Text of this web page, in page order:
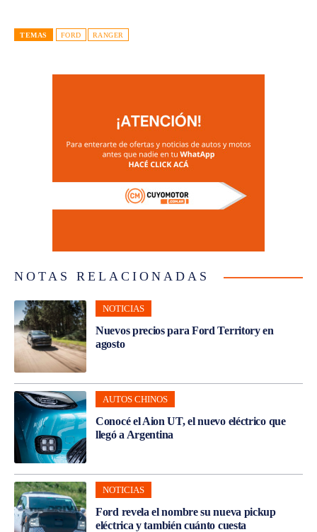
TEMAS FORD RANGER
NOTAS RELACIONADAS
NOTICIAS
Nuevos precios para Ford Territory en
agosto
AUTOS CHINOS
Conocé el Aion UT, el nuevo eléctrico que
llegó a Argentina
NOTICIAS
Ford revela el nombre su nueva pickup
eléctrica y también cuánto cuesta